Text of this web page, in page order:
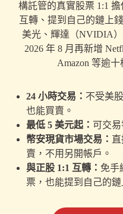
構託管的真實股票 1:1
互轉、提到自己的鏈上
美光、輝達（NVIDIA）
2026 年 8 月再新增
Amazon 等逾十
24 小時交易： 不受美
也能買賣。
最低 5 美元起： 可交易
幣安現貨市場交易：
賣，不用另開帳戶。
與正股 1:1 互轉： 免手
票，也能提到自己的鏈